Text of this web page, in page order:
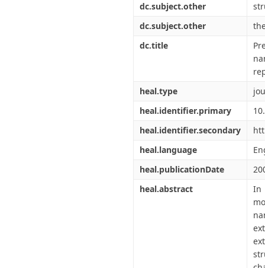
dc.subject.other
dc.subject.other
dc.title
heal.type
heal.identifier.primary
heal.identifier.secondary
heal.language
heal.publicationDate
heal.abstract